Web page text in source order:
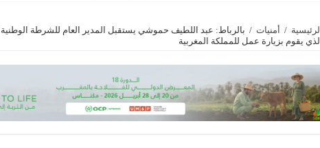
الرئيسية / أمنيات / بالرباط: عبد اللطيف حموشي يستقبل المدير العام للشرطة الوطنية
الذي يقوم بزيارة عمل للمملكة المغربية